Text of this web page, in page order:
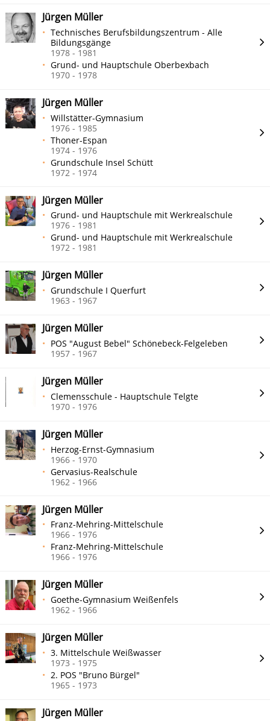
Jürgen Müller
Technisches Berufsbildungszentrum - Alle
Bildungsgänge
1978 - 1981
Grund- und Hauptschule Oberbexbach
1970 - 1978
Jürgen Müller
Willstätter-Gymnasium
1976 - 1985
Thoner-Espan
1974 - 1976
Grundschule Insel Schütt
1972 - 1974
Jürgen Müller
Grund- und Hauptschule mit Werkrealschule
1976 - 1981
Grund- und Hauptschule mit Werkrealschule
1972 - 1981
Jürgen Müller
Grundschule I Querfurt
1963 - 1967
Jürgen Müller
POS "August Bebel" Schönebeck-Felgeleben
1957 - 1967
Jürgen Müller
Clemensschule - Hauptschule Telgte
1970 - 1976
Jürgen Müller
Herzog-Ernst-Gymnasium
1966 - 1970
Gervasius-Realschule
1962 - 1966
Jürgen Müller
Franz-Mehring-Mittelschule
1966 - 1976
Franz-Mehring-Mittelschule
1966 - 1976
Jürgen Müller
Goethe-Gymnasium Weißenfels
1962 - 1966
Jürgen Müller
3. Mittelschule Weißwasser
1973 - 1975
2. POS "Bruno Bürgel"
1965 - 1973
Jürgen Müller